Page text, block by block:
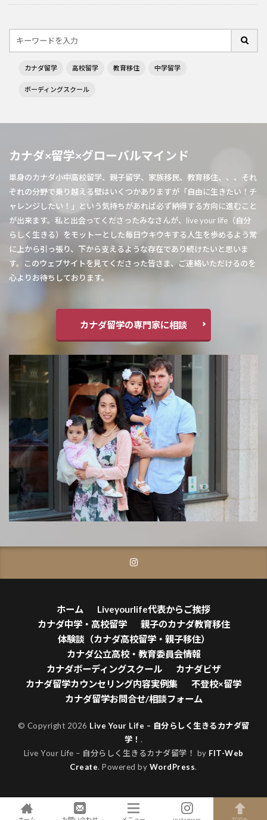
カナダ留学 高校留学 教育移住 中学留学
ボーディングスクール
カナダ×留学×グローバルマインド
単身のカナダ小中高校留学、親子留学、家族移民、教育移住、、、それ
ぞれの分野で乗り越える壁はいくつかありますが「自由に生きたい！チ
ャレンジしたい！」という気持ちがあれば必ず納得する方向に進むこと
が出来ます。私と出会ってくださったみなさんが、live your life（自分
らしく生きる）をモットーとした毎日ウキウキする人生を歩めるよう常
に上から引っ張り、下から支えるような存在であり続けたいと思いま
す。このウェブサイトを見てくださった皆さま、ご連絡いただけるのを
心よりお待ちしております。
カナダ留学の専門家に相談
ホーム
Liveyourlife代表からご挨拶
カナダ中学・高校留学
親子のカナダ教育移住
体験談（カナダ高校留学・親子移住）
カナダ公立高校・教育委員会情報
カナダボーディングスクール
カナダビザ
カナダ留学カウンセリング内容実例集
不登校×留学
カナダ留学お問合せ/相談フォーム
© Copyright 2026 Live Your Life – 自分らしく生きるカナダ留
学！ .
Live Your Life – 自分らしく生きるカナダ留学！ by FIT-Web
Create. Powered by WordPress.